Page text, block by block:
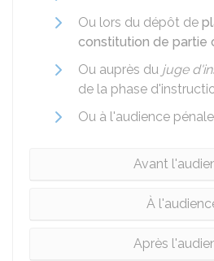
Ou lors du dépôt de
constitution de partie
Ou auprès du juge
de la phase
Ou à l'audience
Avant
À
Après